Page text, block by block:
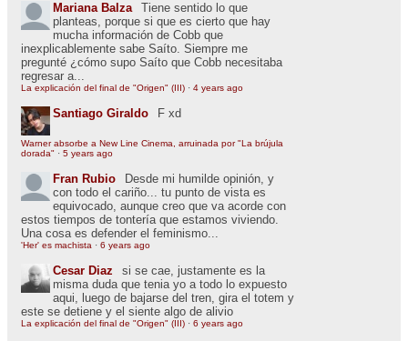
Mariana Balza
Tiene sentido lo que
planteas, porque si que es cierto que hay
mucha información de Cobb que
inexplicablemente sabe Saíto. Siempre me
pregunté ¿cómo supo Saíto que Cobb necesitaba
regresar a...
La explicación del final de "Origen" (III) · 4 years ago
Santiago Giraldo F xd
Warner absorbe a New Line Cinema, arruinada por "La brújula
dorada" · 5 years ago
Fran Rubio
Desde mi humilde opinión, y
con todo el cariño... tu punto de vista es
equivocado, aunque creo que va acorde con
estos tiempos de tontería que estamos viviendo.
Una cosa es defender el feminismo...
'Her' es machista · 6 years ago
Cesar Diaz
si se cae, justamente es la
misma duda que tenia yo a todo lo expuesto
aqui, luego de bajarse del tren, gira el totem y
este se detiene y el siente algo de alivio
La explicación del final de "Origen" (III) · 6 years ago